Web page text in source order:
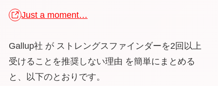
Just a moment…
Gallup社 が ストレングスファインダーを2回以上
受けることを推奨しない理由 を簡単にまとめる
と、以下のとおりです。